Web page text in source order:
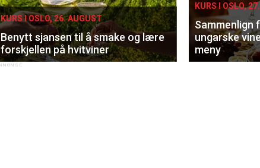
KURS I OSLO, 26. AUGUST
Benytt sjansen til å smake og lære
forskjellen på hvitviner
KURS I OSLO,
Sammenlign
ungarske
meny